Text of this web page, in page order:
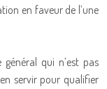
en faveur de l’une
qui n’est pas
servir pour qualifier